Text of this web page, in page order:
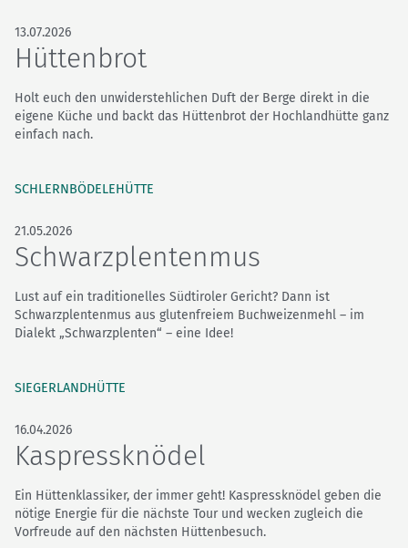
13.07.2026
Hüttenbrot
Holt euch den unwiderstehlichen Duft der Berge direkt in die
eigene Küche und backt das Hüttenbrot der Hochlandhütte ganz
einfach nach.
SCHLERNBÖDELEHÜTTE
21.05.2026
Schwarzplentenmus
Lust auf ein traditionelles Südtiroler Gericht? Dann ist
Schwarzplentenmus aus glutenfreiem Buchweizenmehl – im
Dialekt „Schwarzplenten“ – eine Idee!
SIEGERLANDHÜTTE
16.04.2026
Kaspressknödel
Ein Hüttenklassiker, der immer geht! Kaspressknödel geben die
nötige Energie für die nächste Tour und wecken zugleich die
Vorfreude auf den nächsten Hüttenbesuch.